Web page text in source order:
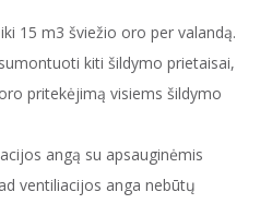
15 m3 šviežio oro per valandą.
kiti šildymo prietaisai,
pritekėjimą visiems šildymo
angą su apsauginėmis
ventiliacijos anga nebūtų